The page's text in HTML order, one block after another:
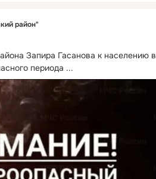
район"
Запира Гасанова к населению в
периода ...